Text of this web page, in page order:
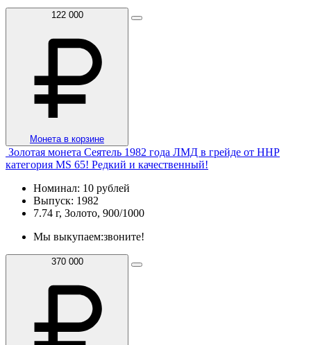
122 000
Монета в корзине
Золотая монета Сеятель 1982 года ЛМД в грейде от ННР
категория MS 65! Редкий и качественный!
Номинал: 10 рублей
Выпуск: 1982
7.74 г, Золото, 900/1000
Мы выкупаем:звоните!
370 000